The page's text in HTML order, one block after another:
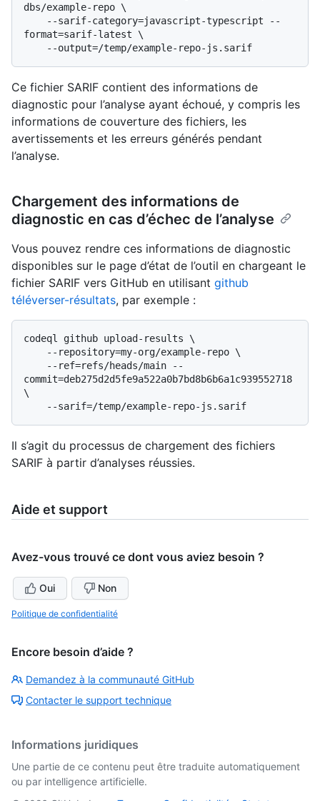
dbs/example-repo \
format=sarif-latest \
    --output=/temp/example-repo-js.sarif
Ce fichier SARIF contient des informations de
diagnostic pour l’analyse ayant échoué, y compris les
informations de couverture des fichiers, les
avertissements et les erreurs générés pendant
l’analyse.
Chargement des informations de
diagnostic en cas d’échec de l’analyse
Vous pouvez rendre ces informations de diagnostic
disponibles sur le page d’état de l’outil en chargeant le
fichier SARIF vers GitHub en utilisant github
téléverser-résultats, par exemple :
codeql github upload-results \
commit=deb275d2d5fe9a522a0b7bd8b6b6a1c939552718
\
Il s’agit du processus de chargement des fichiers
SARIF à partir d’analyses réussies.
Aide et support
Avez-vous trouvé ce dont vous aviez besoin ?
Oui Non
Politique de confidentialité
Encore besoin d’aide ?
Demandez à la communauté GitHub
Contacter le support technique
Informations juridiques
Une partie de ce contenu peut être traduite automatiquement
ou par intelligence artificielle.